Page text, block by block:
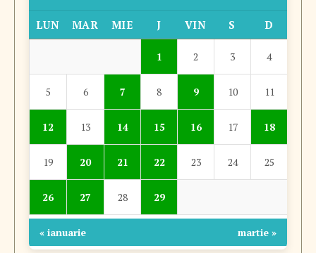
LUN MAR MIE J VIN S D
1 2 3 4
5 6 7 8 9 10 11
12 13 14 15 16 17 18
19 20 21 22 23 24 25
26 27 28 29
« ianuarie martie »